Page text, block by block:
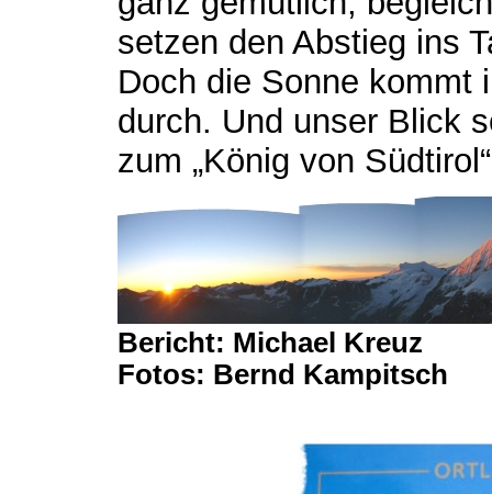
setzen den Abstieg ins
Doch die Sonne kommt
durch. Und unser Blick
zum „König von
Bericht: Michael Kreuz
Fotos: Bernd Kampitsch